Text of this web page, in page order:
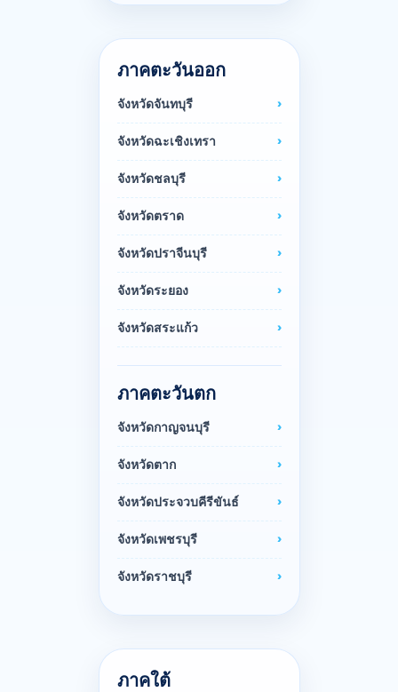
ภาคตะวันออก
จังหวัดจันทบุรี
จังหวัดฉะเชิงเทรา
จังหวัดชลบุรี
จังหวัดตราด
จังหวัดปราจีนบุรี
จังหวัดระยอง
จังหวัดสระแก้ว
ภาคตะวันตก
จังหวัดกาญจนบุรี
จังหวัดตาก
จังหวัดประจวบคีรีขันธ์
จังหวัดเพชรบุรี
จังหวัดราชบุรี
ภาคใต้